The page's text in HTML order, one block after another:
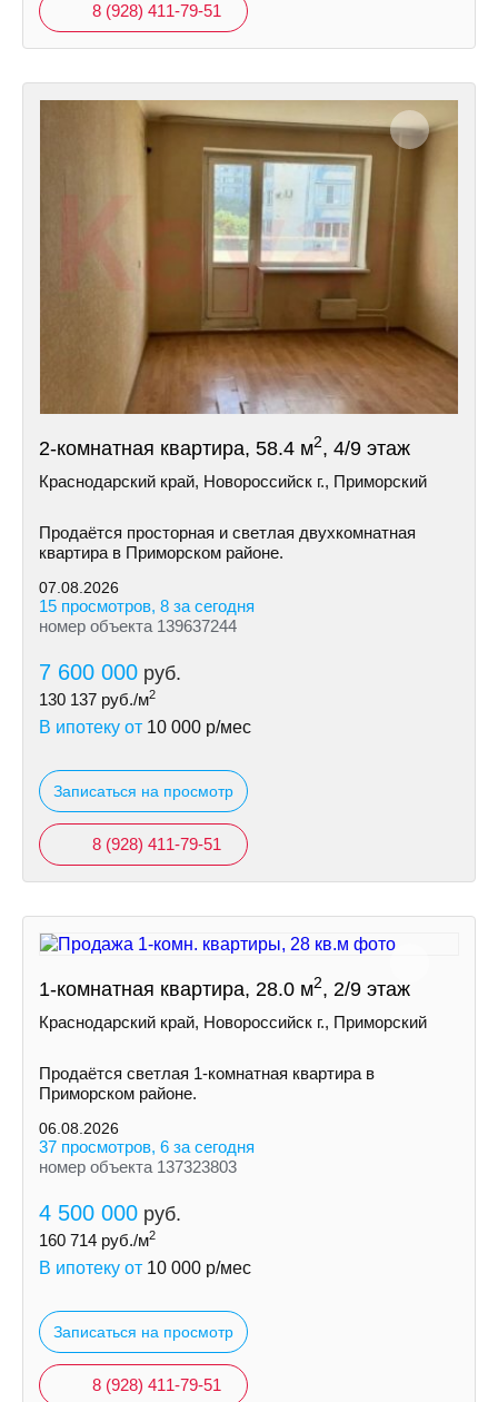
8 (928) 411-79-51
2-комнатная квартира, 58.4 м2, 4/9 этаж
Краснодарский край, Новороссийск г., Приморский
Продаётся просторная и светлая двухкомнатная
квартира в Приморском районе.
07.08.2026
15 просмотров, 8 за сегодня
номер объекта 139637244
7 600 000 руб.
130 137 руб./м2
В ипотеку от 10 000 р/мес
Записаться на просмотр
8 (928) 411-79-51
1-комнатная квартира, 28.0 м2, 2/9 этаж
Краснодарский край, Новороссийск г., Приморский
Продаётся светлая 1-комнатная квартира в
Приморском районе.
06.08.2026
37 просмотров, 6 за сегодня
номер объекта 137323803
4 500 000 руб.
160 714 руб./м2
В ипотеку от 10 000 р/мес
Записаться на просмотр
8 (928) 411-79-51